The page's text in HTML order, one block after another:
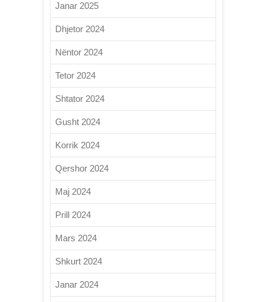
Janar 2025
Dhjetor 2024
Nëntor 2024
Tetor 2024
Shtator 2024
Gusht 2024
Korrik 2024
Qershor 2024
Maj 2024
Prill 2024
Mars 2024
Shkurt 2024
Janar 2024